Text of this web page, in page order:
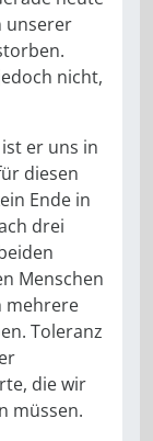
unserer
nicht,
er uns in
diesen
Ende in
drei
Menschen
mehrere
Toleranz
die wir
müssen.